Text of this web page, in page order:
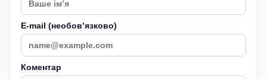
E-mail (необовʼязково)
Коментар